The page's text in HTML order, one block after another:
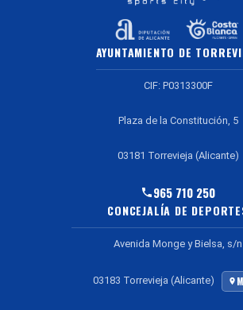
AYUNTAMIENTO DE
CIF: P0313300F
Plaza de la Constitución, 5
03181 Torrevieja (Alicante)
965 710 250
CONCEJALÍA DE
Avenida Monge y Bielsa, s/n
03183 Torrevieja (Alicante)